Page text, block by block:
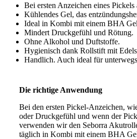
Bei ersten Anzeichen eines Pickels
Kühlendes Gel, das
Ideal in Kombi mit einem BHA
Mindert Druckgefühl und Rötung.
Ohne Alkohol und Duftstoffe.
Hygienisch dank Rollstift mit
Handlich. Auch ideal für
Die richtige Anwendung
Bei den ersten Pickel-Anzeichen,
oder Druckgefühl und wenn der
verwenden wir den Seborra
täglich in Kombi mit einem BHA